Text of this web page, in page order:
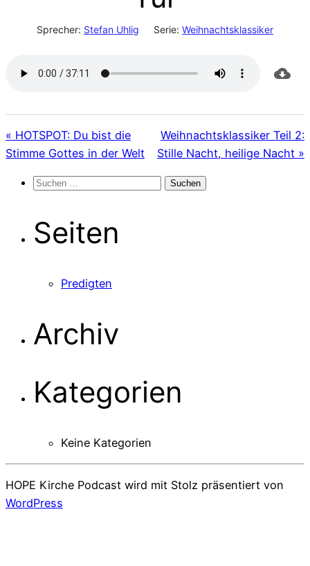
Sprecher: Stefan Uhlig Serie: Weihnachtsklassiker
« HOTSPOT: Du bist die
Stimme Gottes in der Welt
Weihnachtsklassiker Teil 2:
Stille Nacht, heilige Nacht »
Suchen
Seiten
Predigten
Archiv
Kategorien
Keine Kategorien
HOPE Kirche Podcast wird mit Stolz präsentiert von
WordPress